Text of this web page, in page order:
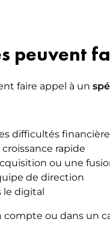
peuvent
faire appel à un
difficultés
rapide
ou une
de direction
le digital
compte ou dans un